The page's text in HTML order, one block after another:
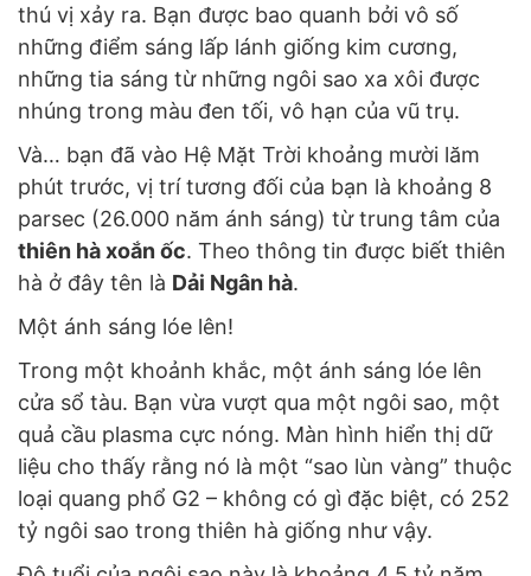
thú vị xảy ra. Bạn được bao quanh bởi vô số
những điểm sáng lấp lánh giống kim cương,
những tia sáng từ những ngôi sao xa xôi được
nhúng trong màu đen tối, vô hạn của vũ trụ.
Và… bạn đã vào Hệ Mặt Trời khoảng mười lăm
phút trước, vị trí tương đối của bạn là khoảng 8
parsec (26.000 năm ánh sáng) từ trung tâm của
thiên hà xoắn ốc. Theo thông tin được biết thiên
hà ở đây tên là Dải Ngân hà.
Một ánh sáng lóe lên!
Trong một khoảnh khắc, một ánh sáng lóe lên
cửa sổ tàu. Bạn vừa vượt qua một ngôi sao, một
quả cầu plasma cực nóng. Màn hình hiển thị dữ
liệu cho thấy rằng nó là một “sao lùn vàng” thuộc
loại quang phổ G2 – không có gì đặc biệt, có 252
tỷ ngôi sao trong thiên hà giống như vậy.